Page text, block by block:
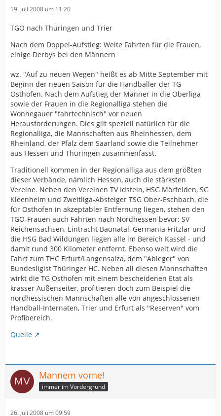
Team auf der Rechtsaußenposition ist Linkshänderin
Katrin Lehnen (DJK/MJC Trier), im Rückraum sind Anja
Knecht (SG Bruchköbel) und die Ungarin Olga Savanju
(HSG Bensheim/Auersbach) neu, am Kreis Katrin
Stelzenbach (TSG Eddersheim).
Mit Bianca Rother, Steffi Thiele, Jana Hessler, Kim
Kalhofen wechselten zudem gleich vier Talente von der
JSG Bergen-Enkheim/Ober-Eschbach in den
Regionalligakader der TSG Ober-Eschbach, nachdem sie
zusammen mit Tina Beckmann und Mandy Rauch nur
denkbar knapp in den Viertelfinalspielen um die
Deutsche A-Jugendmeisterschaft am Einzug ins Final-
Four gescheitert waren. Nach ihrer Babypause wird
zudem Sviatlana Hanzel wieder zu den Pirates stoßen.
Entscheidungen auf der Torhüterposition stehen
unterdessen noch aus, und auch eine Feldspielerin wird
noch gesucht.
Der Trainingsplan für die bevorstehende Saison in der
Regionalliga beinhaltet drei Trainingseinheiten in der
Woche mit zwei Wochenendschwerpunkten. Im Rahmen
des ersten Schwerpunktes stellt sich das neue Team der
Pirates den Sponsoren, Fans und der Presse ab 16:00
Uhr im Forest Adventure Kletterpark Taunus in
Friedrichsdorf / Seulberg (Landwehrstr. 7) vor. Diverse
Trainingsspiele stehen u.a. bei den Zweit-
Bundesligisten TSG Ketsch und HSG Bensheim-
Auerbach auf dem Programm der Mannschaft von
Trainer Andreas Kalman.
Aufgrund der problematischen Hallensituation in Bad
Homburg/Ober-Eschbach in dieser achtwöchigen
Vorbereitungsphase gänzlich auf Auftritte vor
heimischer Kulisse verzichtet werden muss. Im
Heimspiel gegen den Aufsteiger 1.FSV Mainz 05
beginnen wird.
19. Juli 2008 um 11:20
TGO nach Thüringen und Trier
Nach dem Doppel-Aufstieg: Weite Fahrten für die Frauen,
einige Derbys bei den Männern
wz. "Auf zu neuen Wegen" heißt es ab Mitte September mit
Beginn der neuen Saison für die Handballer der TG
Osthofen. Nach dem Aufstieg der Männer in die Oberliga
sowie der Frauen in die Regionalliga stehen die
Wonnegauer "fahrtechnisch" vor neuen
Herausforderungen. Dies gilt speziell natürlich für die
Regionalliga, die Mannschaften aus Rheinhessen, dem
Rheinland, der Pfalz dem Saarland sowie die Teilnehmer
aus Hessen und Thüringen zusammenfasst.
Traditionell kommen in der Regionalliga aus dem größten
dieser Verbände, nämlich Hessen, auch die stärksten
Vereine. Neben den Vereinen TV Idstein, HSG Mörfelden, SG
Kleenheim und Zweitliga-Absteiger TSG Ober-Eschbach, die
für Osthofen in akzeptabler Entfernung liegen, stehen den
TGO-Frauen auch Fahrten nach Nordhessen bevor: SV
Reichensachsen, Eintracht Baunatal, Germania Fritzlar und
die HSG Bad Wildungen liegen alle im Bereich Kassel - und
damit rund 300 Kilometer entfernt. Ebenso weit wird die
Fahrt zum THC Erfurt/Langensalza, dem "Ableger" von
Bundesligist Thüringer HC. Neben all diesen Mannschaften
wirkt die TG Osthofen mit einem bescheidenen Etat als
krasser Außenseiter, profitieren doch zum Beispiel die
nordhessischen Mannschaften alle von angeschlossenen
Handball-Internaten, Trier und Erfurt als "Reserven" vom
Profibereich.
Quelle
Mannem vorne!
immer im Vordergrund
26. Juli 2008 um 09:59